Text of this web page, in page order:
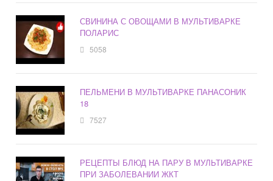
СВИНИНА С ОВОЩАМИ В МУЛЬТИВАРКЕ
ПОЛАРИС
5058
ПЕЛЬМЕНИ В МУЛЬТИВАРКЕ ПАНАСОНИК
18
7527
РЕЦЕПТЫ БЛЮД НА ПАРУ В МУЛЬТИВАРКЕ
ПРИ ЗАБОЛЕВАНИИ ЖКТ